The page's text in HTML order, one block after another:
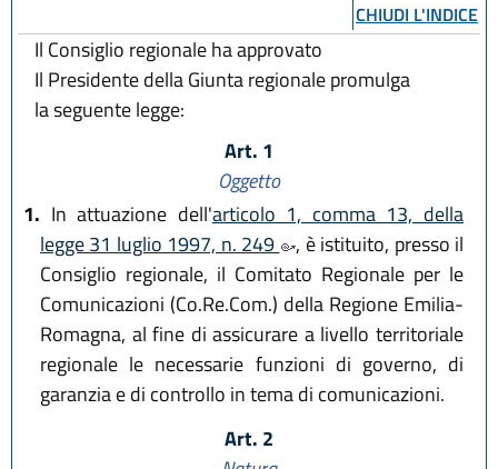
CHIUDI L'INDICE
Il Consiglio regionale ha approvato
Il Presidente della Giunta regionale promulga
la seguente legge:
Art. 1
Oggetto
1. In attuazione dell'articolo 1, comma 13, della
legge 31 luglio 1997, n. 249
, è istituito, presso il
Consiglio regionale, il Comitato Regionale per le
Comunicazioni (Co.Re.Com.) della Regione Emilia-
Romagna, al fine di assicurare a livello territoriale
regionale le necessarie funzioni di governo, di
garanzia e di controllo in tema di comunicazioni.
Art. 2